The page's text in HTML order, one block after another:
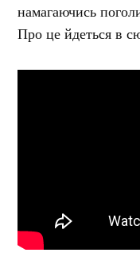
намагаючись
Про це йдеться в